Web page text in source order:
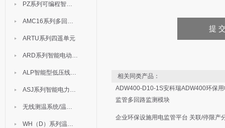
PZ系列可编程智能表
AMC16系列多回路监控装置
ARTU系列四遥单元
ARD系列智能电动机保护器
ALP智能型低压线路保护装置
ASJ系列智能电力继电器
无线测温系统/温度巡检
WH（D）系列温湿度控制器
相关同类产品：
ADW400-D10-1S安科瑞ADW400环保用
监管多回路监测模块
企业环保设施用电监管平台 关联/停限产